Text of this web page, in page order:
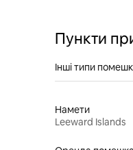
Пункти
Інші типи
Намети
Leeward Islands